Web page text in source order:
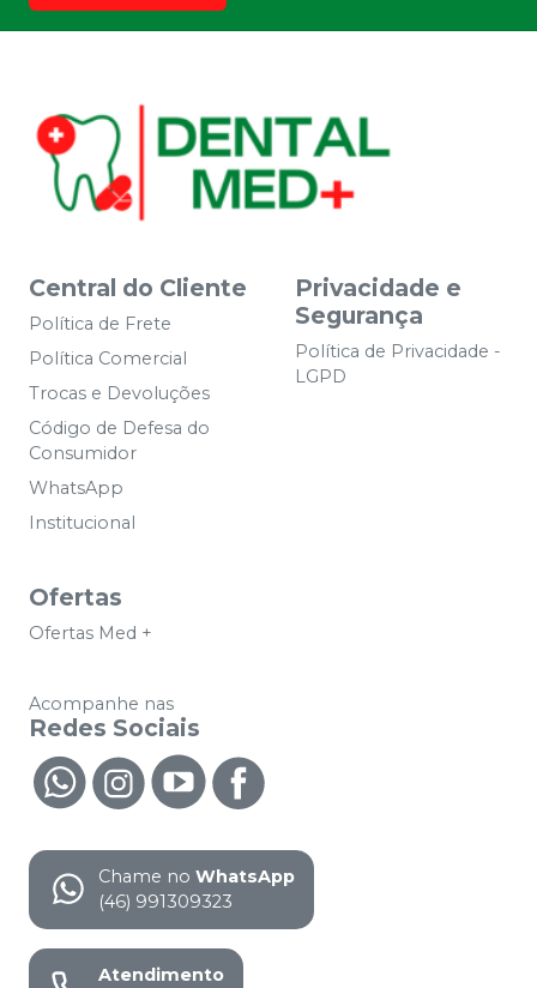
Central do Cliente
Política de Frete
Política Comercial
Trocas e Devoluções
Código de Defesa do
Consumidor
WhatsApp
Institucional
Privacidade e
Segurança
Política de Privacidade -
LGPD
Ofertas
Ofertas Med +
Acompanhe nas
Redes Sociais
Chame no WhatsApp
(46) 991309323
Atendimento